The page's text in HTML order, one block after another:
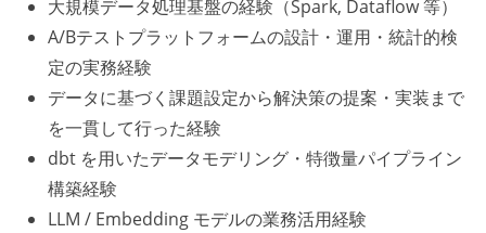
大規模データ処理基盤の経験（Spark, Dataflow 等）
A/Bテストプラットフォームの設計・運用・統計的検
定の実務経験
データに基づく課題設定から解決策の提案・実装まで
を一貫して行った経験
dbt を用いたデータモデリング・特徴量パイプライン
構築経験
LLM / Embedding モデルの業務活用経験